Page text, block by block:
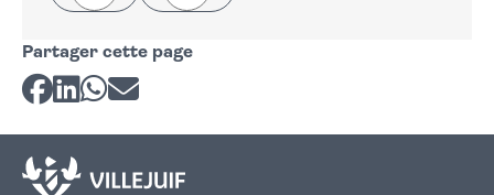
Partager cette page
Partager sur Facebook
Partager sur LinkedIn
Partager sur Whatsapp
Partager par courriel